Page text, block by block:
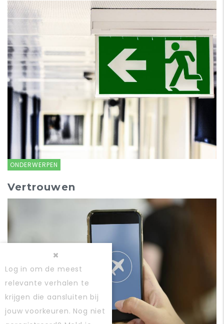
ONDERWERPEN
Vertrouwen
Log in om de meest
relevante verhalen te
krijgen die aansluiten bij
jouw voorkeuren. Nog niet